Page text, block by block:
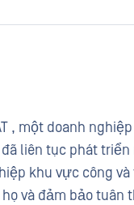
, một doanh
liên tục phát
khu vực công
và đảm bảo